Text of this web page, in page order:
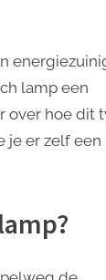
lamp een
over hoe dit
je er zelf een